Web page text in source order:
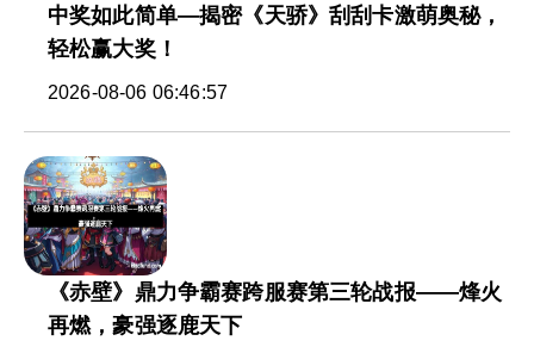
中奖如此简单—揭密《天骄》刮刮卡激萌奥秘，
轻松赢大奖！
2026-08-06 06:46:57
《赤壁》鼎力争霸赛跨服赛第三轮战报——烽火
再燃，豪强逐鹿天下